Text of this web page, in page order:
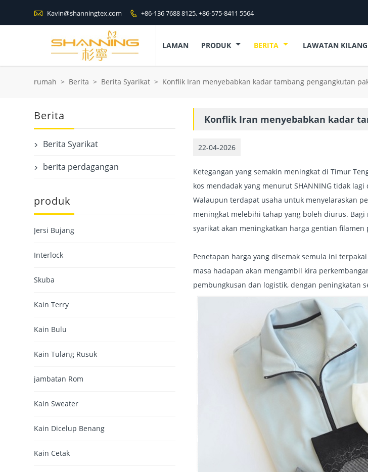
 Kavin@shanningtex.com  +86-136 7688 8125, +86-575-8411 5564
LAMAN PRODUK BERITA LAWATAN KILANG
rumah > Berita > Berita Syarikat > Konflik Iran menyebabkan kadar tambang pengangkutan
Konflik Iran menyebabkan kadar
22-04-2026
Ketegangan yang semakin meningkat di Timur
kos mendadak yang menurut SHANNING tidak
Walaupun terdapat usaha untuk menyelaraskan
meningkat melebihi tahap yang boleh diurus.
syarikat akan meningkatkan harga gentian
Penetapan harga yang disemak semula ini
masa hadapan akan mengambil kira
pembungkusan dan logistik, dengan peningkatan
Berita
 Berita Syarikat
 berita perdagangan
produk
Jersi Bujang
Interlock
Skuba
Kain Terry
Kain Bulu
Kain Tulang Rusuk
jambatan Rom
Kain Sweater
Kain Dicelup Benang
Kain Cetak